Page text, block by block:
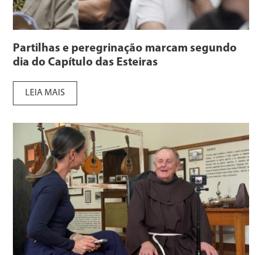
Partilhas e peregrinação marcam segundo
dia do Capítulo das Esteiras
LEIA MAIS